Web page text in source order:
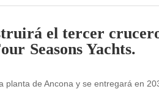
el tercer
Seasons Yachts.
planta de Ancona y se entregará en